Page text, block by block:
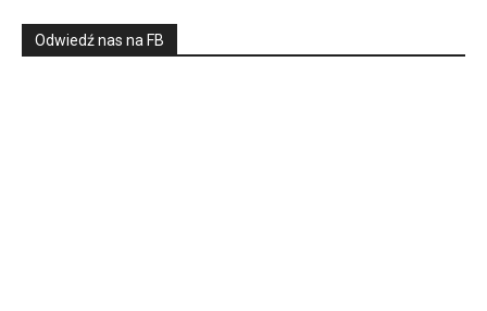
Odwiedź nas na FB